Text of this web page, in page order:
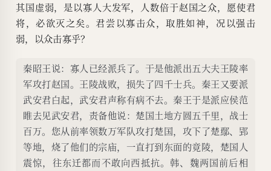
其国虚弱，是以寡人大发军，人数倍于赵国之众，愿使君
将，必欲灭之矣。君尝以寡击众，取胜如神，况以强击
弱，以众击寡乎？
秦昭王说：寡人已经派兵了。于是他派出五大夫王陵率
军攻打赵国。王陵战败，损失了四千士兵。秦王又要派
武安君白起，武安君声称有病不去。秦王于是派应侯范
睢去见武安君，责备他说：楚国土地方圆五千里，战士
百万。您从前率领数万军队攻打楚国，攻下了楚鄢、郢
等地，烧了他们的宗庙，一直打到东面的竟陵，楚国人
震惊，往东迁都而不敢向西抵抗。韩、魏两国前后相